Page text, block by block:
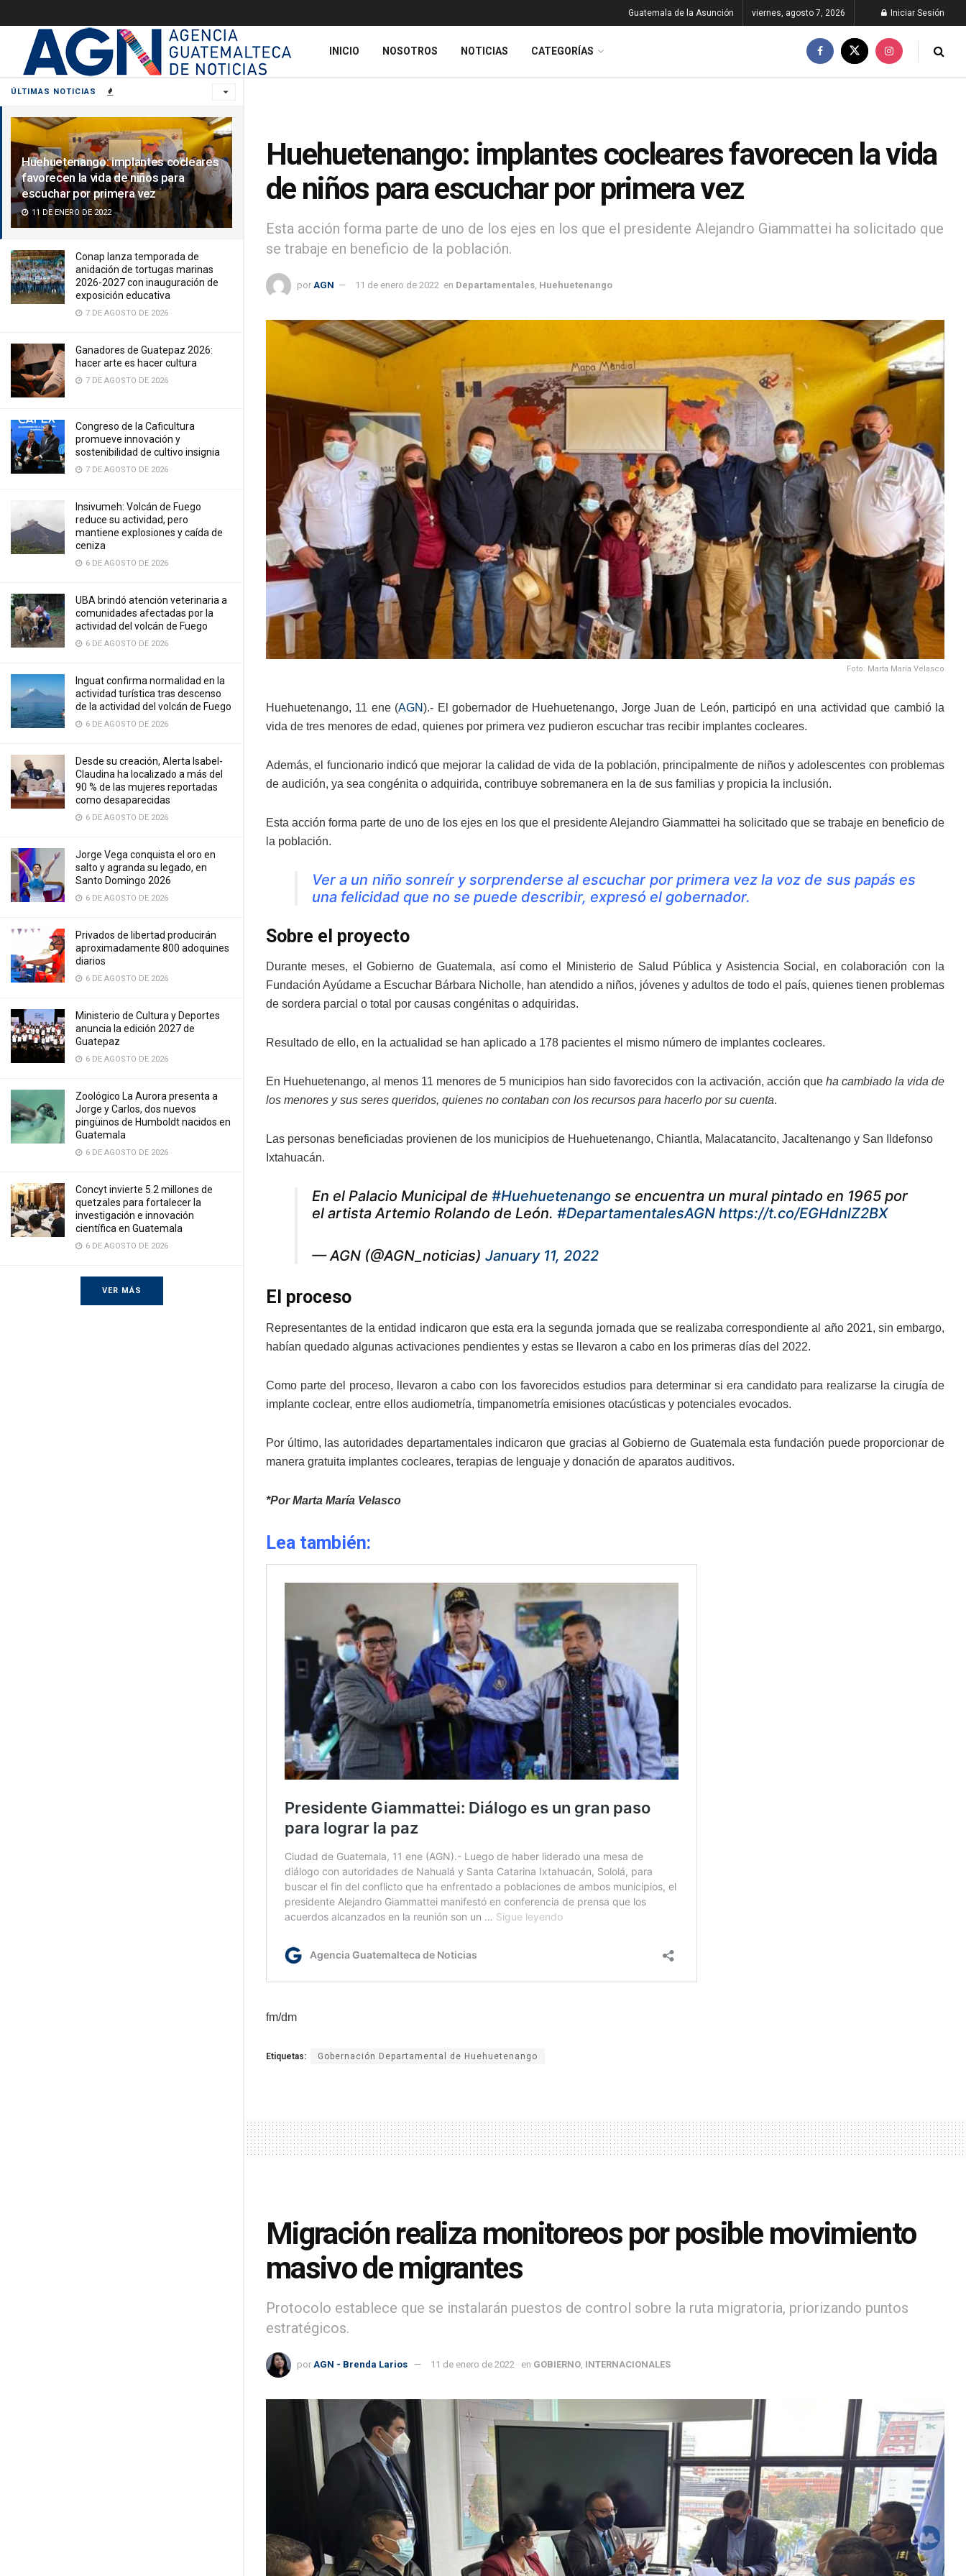
ÚLTIMAS NOTICIAS
Huehuetenango: implantes cocleares
favorecen la vida de niños para
escuchar por primera vez
11 DE ENERO DE 2022
Conap lanza temporada de
anidación de tortugas marinas
2026-2027 con inauguración de
exposición educativa
7 DE AGOSTO DE 2026
Ganadores de Guatepaz 2026:
hacer arte es hacer cultura
7 DE AGOSTO DE 2026
Congreso de la Caficultura
promueve innovación y
sostenibilidad de cultivo insignia
7 DE AGOSTO DE 2026
Insivumeh: Volcán de Fuego
reduce su actividad, pero
mantiene explosiones y caída de
ceniza
6 DE AGOSTO DE 2026
UBA brindó atención veterinaria a
comunidades afectadas por la
actividad del volcán de Fuego
6 DE AGOSTO DE 2026
Inguat confirma normalidad en la
actividad turística tras descenso
de la actividad del volcán de Fuego
6 DE AGOSTO DE 2026
Desde su creación, Alerta Isabel-
Claudina ha localizado a más del
90 % de las mujeres reportadas
como desaparecidas
6 DE AGOSTO DE 2026
Jorge Vega conquista el oro en
salto y agranda su legado, en
Santo Domingo 2026
6 DE AGOSTO DE 2026
Privados de libertad producirán
aproximadamente 800 adoquines
diarios
6 DE AGOSTO DE 2026
Ministerio de Cultura y Deportes
anuncia la edición 2027 de
Guatepaz
6 DE AGOSTO DE 2026
Zoológico La Aurora presenta a
Jorge y Carlos, dos nuevos
pingüinos de Humboldt nacidos en
Guatemala
6 DE AGOSTO DE 2026
Concyt invierte 5.2 millones de
quetzales para fortalecer la
investigación e innovación
científica en Guatemala
6 DE AGOSTO DE 2026
VER MÁS
Guatemala de la Asunción viernes, agosto 7, 2026 Iniciar Sesión
INICIO NOSOTROS NOTICIAS CATEGORÍAS
Huehuetenango: implantes cocleares favorecen la vida
de niños para escuchar por primera vez
Esta acción forma parte de uno de los ejes en los que el presidente Alejandro Giammattei ha solicitado que
se trabaje en beneficio de la población.
por AGN 11 de enero de 2022 en Departamentales Huehuetenango
Foto: Marta María Velasco
Huehuetenango, 11 ene (AGN).- El gobernador de Huehuetenango, Jorge Juan de León, participó en una actividad que cambió la
vida de tres menores de edad, quienes por primera vez pudieron escuchar tras recibir implantes cocleares.
Además, el funcionario indicó que mejorar la calidad de vida de la población, principalmente de niños y adolescentes con problemas
de audición, ya sea congénita o adquirida, contribuye sobremanera en la de sus familias y propicia la inclusión.
Esta acción forma parte de uno de los ejes en los que el presidente Alejandro Giammattei ha solicitado que se trabaje en beneficio de
la población.
Ver a un niño sonreír y sorprenderse al escuchar por primera vez la voz de sus papás es
una felicidad que no se puede describir, expresó el gobernador.
Sobre el proyecto
Durante meses, el Gobierno de Guatemala, así como el Ministerio de Salud Pública y Asistencia Social, en colaboración con la
Fundación Ayúdame a Escuchar Bárbara Nicholle, han atendido a niños, jóvenes y adultos de todo el país, quienes tienen problemas
de sordera parcial o total por causas congénitas o adquiridas.
Resultado de ello, en la actualidad se han aplicado a 178 pacientes el mismo número de implantes cocleares.
En Huehuetenango, al menos 11 menores de 5 municipios han sido favorecidos con la activación, acción que ha cambiado la vida de
los menores y sus seres queridos, quienes no contaban con los recursos para hacerlo por su cuenta.
Las personas beneficiadas provienen de los municipios de Huehuetenango, Chiantla, Malacatancito, Jacaltenango y San Ildefonso
Ixtahuacán.
En el Palacio Municipal de #Huehuetenango se encuentra un mural pintado en 1965 por
el artista Artemio Rolando de León. #DepartamentalesAGN https://t.co/EGHdnlZ2BX
— AGN (@AGN_noticias) January 11, 2022
El proceso
Representantes de la entidad indicaron que esta era la segunda jornada que se realizaba correspondiente al año 2021, sin embargo,
habían quedado algunas activaciones pendientes y estas se llevaron a cabo en los primeras días del 2022.
Como parte del proceso, llevaron a cabo con los favorecidos estudios para determinar si era candidato para realizarse la cirugía de
implante coclear, entre ellos audiometría, timpanometría emisiones otacústicas y potenciales evocados.
Por último, las autoridades departamentales indicaron que gracias al Gobierno de Guatemala esta fundación puede proporcionar de
manera gratuita implantes cocleares, terapias de lenguaje y donación de aparatos auditivos.
*Por Marta María Velasco
Lea también:
fm/dm
Etiquetas: Gobernación Departamental de Huehuetenango
Migración realiza monitoreos por posible movimiento
masivo de migrantes
Protocolo establece que se instalarán puestos de control sobre la ruta migratoria, priorizando puntos
estratégicos.
por AGN - Brenda Larios 11 de enero de 2022 en GOBIERNO, INTERNACIONALES